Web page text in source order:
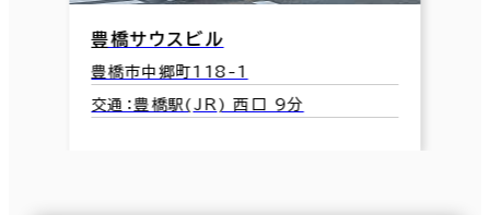
豊橋サウスビル
豊橋市中郷町118-1
交通：豊橋駅(JR) 西口 9分